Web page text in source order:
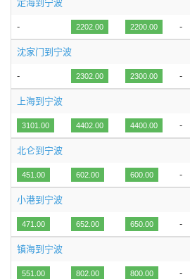
定海到宁波
- 2202.00 2200.00 -
沈家门到宁波
- 2302.00 2300.00 -
上海到宁波
3101.00 4402.00 4400.00 -
北仑到宁波
451.00 602.00 600.00 -
小港到宁波
471.00 652.00 650.00 -
镇海到宁波
551.00 802.00 800.00 -